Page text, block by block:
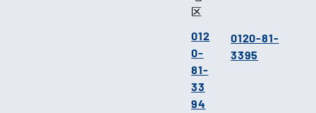
区
012
0-
81-
33
94
0120-81-
3395